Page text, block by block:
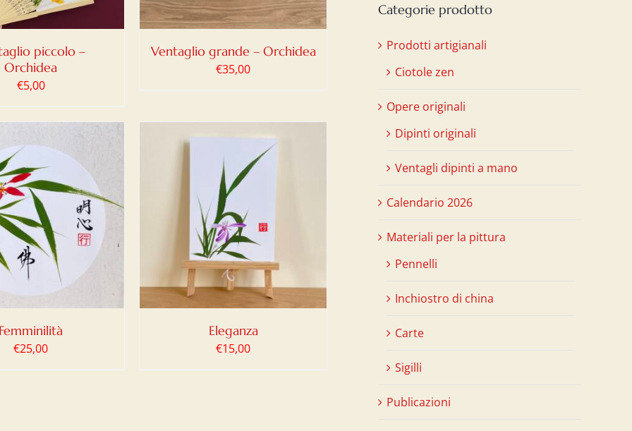
piccolo –
Orchidea
€5,00
Ventaglio grande – Orchidea
€35,00
Femminilità
€25,00
AL CARRELLO
DETTAGLI
Eleganza
€15,00
Categorie prodotto
Prodotti artigianali
Ciotole zen
Opere originali
Dipinti originali
Ventagli dipinti a mano
Calendario 2026
Materiali per la pittura
Pennelli
Inchiostro di china
Carte
Sigilli
Publicazioni